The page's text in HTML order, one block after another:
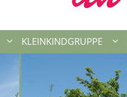
KLEINKINDGRUPPE